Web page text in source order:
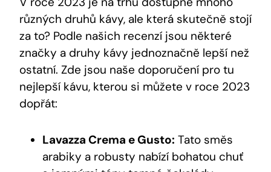
různých druhů kávy, ale která ‍skutečně‍ stojí⁢
za to? Podle našich recenzí jsou některé
značky a druhy kávy ⁢jednoznačně lepší než
ostatní. Zde jsou⁣ naše doporučení ⁤pro tu
nejlepší kávu, kterou si můžete ‍v roce 2023
dopřát:
Lavazza Crema e Gusto: Tato směs
‍arabiky a robusty nabízí‍ bohatou ⁢chuť